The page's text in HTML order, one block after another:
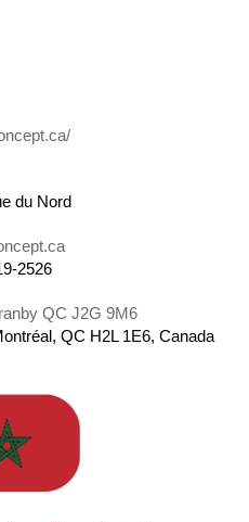
du Nord
2526
QC J2G 9M6
QC H2L 1E6, Canada